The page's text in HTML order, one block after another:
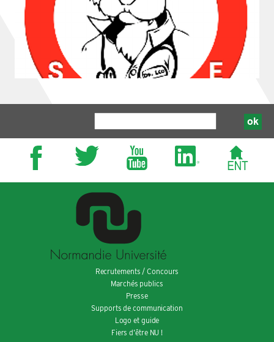
Recrutements / Concours
Marchés publics
Presse
Supports de communication
Logo et guide
Fiers d’être NU !